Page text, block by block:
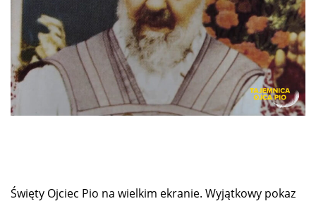
Święty Ojciec Pio na wielkim ekranie. Wyjątkowy pokaz